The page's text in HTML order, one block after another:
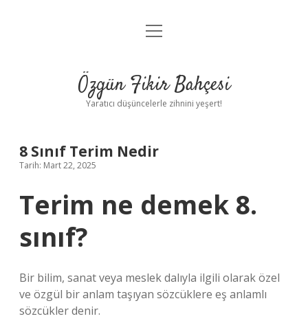
Anasayfa
Yasal Uyarı
menüyü
Özgün Fikir Bahçesi
Yaratıcı düşüncelerle zihnini yeşert!
8 Sınıf Terim Nedir
Tarih: Mart 22, 2025
Terim ne demek 8.
sınıf?
Bir bilim, sanat veya meslek dalıyla ilgili olarak özel
ve özgül bir anlam taşıyan sözcüklere eş anlamlı
sözcükler denir.